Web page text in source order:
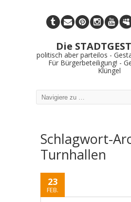
Die
politisch aber parteilos -
Für Bürgerbeteiligung! -
Klüngel
Schlagwort-
Turnhallen
23
FEB.